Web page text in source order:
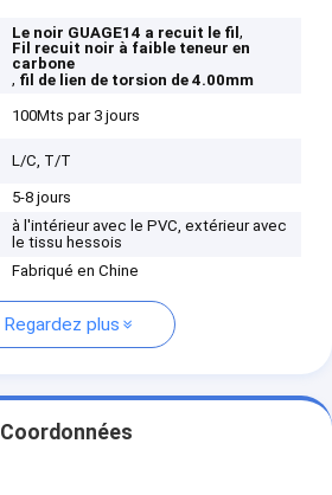
Le noir GUAGE14 a recuit le fil,
Fil recuit noir à faible teneur en
carbone
, fil de lien de torsion de 4.00mm
100Mts par 3 jours
L/C, T/T
5-8 jours
à l'intérieur avec le PVC, extérieur avec
le tissu hessois
Fabriqué en Chine
Regardez plus
Coordonnées